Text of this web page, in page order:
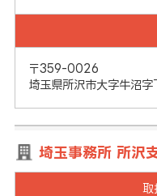
〒359-0026
埼玉県所沢市大字牛沼
埼玉事務所 所沢
取